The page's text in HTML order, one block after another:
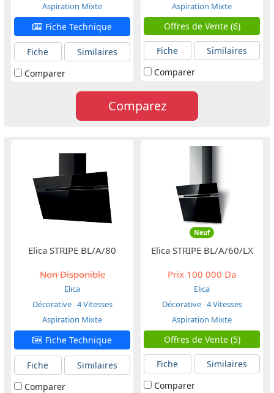
Aspiration Mixte
Fiche Technique
Fiche
Similaires
Comparer
Aspiration Mixte
Offres de Vente (6)
Fiche
Similaires
Comparer
Comparez
Elica STRIPE BL/A/80
Non Disponible
Elica
Décorative 4 Vitesses
Aspiration Mixte
Fiche Technique
Fiche
Similaires
Comparer
Neuf
Elica STRIPE BL/A/60/LX
Prix 100 000 Da
Elica
Décorative 4 Vitesses
Aspiration Mixte
Offres de Vente (5)
Fiche
Similaires
Comparer